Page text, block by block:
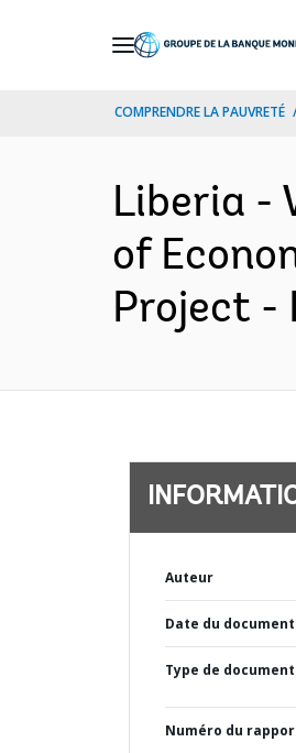
COMPRENDRE LA PAUVRETÉ
Liberia -
of
Project -
Auteur
Date du document
Type de document
Numéro du